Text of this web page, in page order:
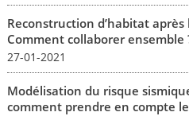
Reconstruction d’habitat
Comment collaborer ensemble
27-01-2021
Modélisation du risque
comment prendre en compte